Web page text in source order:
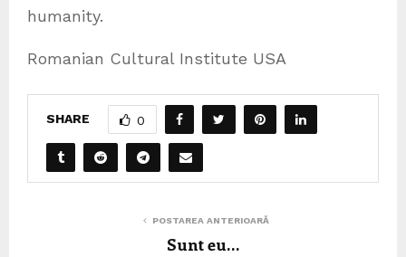
humanity.
Romanian Cultural Institute USA
SHARE 0
POSTAREA ANTERIOARĂ
Sunt eu…